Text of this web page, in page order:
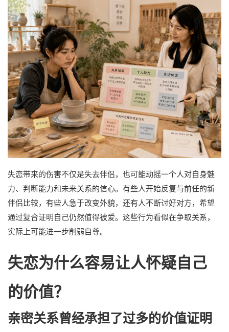
失恋带来的伤害不仅是失去伴侣，也可能动摇一个人对自身魅
力、判断能力和未来关系的信心。有些人开始反复与前任的新
伴侣比较，有些人急于改变外貌，还有人不断讨好对方，希望
通过复合证明自己仍然值得被爱。这些行为看似在争取关系，
实际上可能进一步削弱自尊。
失恋为什么容易让人怀疑自己
的价值？
亲密关系曾经承担了过多的价值证明